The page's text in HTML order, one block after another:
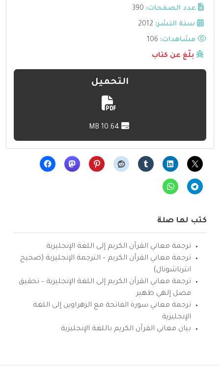
عدد الصفحات: 390
سنة النشر: 2012
مشاهدات:
بلّغ عن كتاب
التحميل
كتب لها صلة
ترجمة معاني القرآن الكريم إلى اللغة الإنجليزية
ترجمة معاني القرآن الكريم – الترجمة الإنجليزية (صحيح
انترناشونال)
ترجمة معاني القرآن الكريم إلى اللغة الإنجليزية – تحقيق
فضل إلهي ظهير
ترجمة معاني سورة الفاتحة مع الزهراوين إلى اللغة
الإنجليزية
بيان معاني القرآن الكريم باللغة الإنجليزية